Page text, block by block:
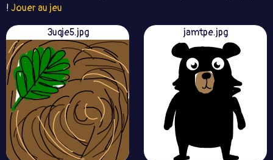
! Jouer au jeu
3uqje5.jpg
jamtpe.jpg